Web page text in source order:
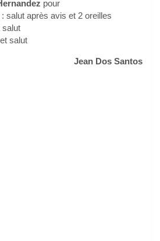
pour
salut après avis et 2 oreilles
salut
salut
Jean Dos Santos